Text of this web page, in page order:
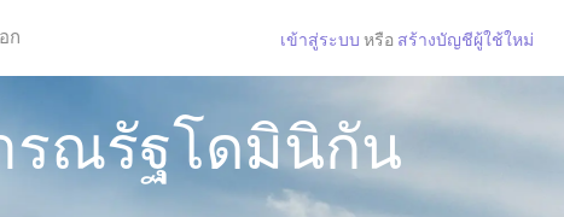
ก เข้าสู่ระบบ หรือ สร้างบัญชีผู้ใช้ใหม่
รณรัฐโดมินิกัน